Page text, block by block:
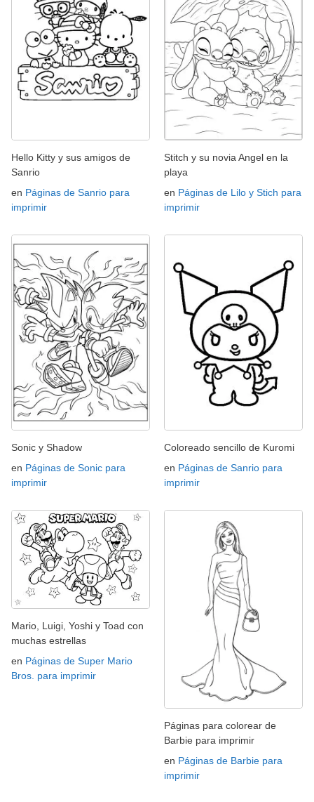
Hello Kitty y sus amigos de
Sanrio
en Páginas de Sanrio para
imprimir
Stitch y su novia Angel en la
playa
en Páginas de Lilo y Stich para
imprimir
Sonic y Shadow
en Páginas de Sonic para
imprimir
Coloreado sencillo de Kuromi
en Páginas de Sanrio para
imprimir
Mario, Luigi, Yoshi y Toad con
muchas estrellas
en Páginas de Super Mario
Bros. para imprimir
Páginas para colorear de
Barbie para imprimir
en Páginas de Barbie para
imprimir